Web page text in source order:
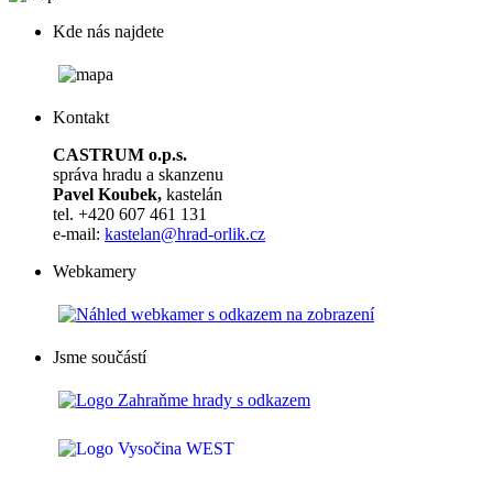
Kde nás najdete
Kontakt
CASTRUM o.p.s.
správa hradu a skanzenu
Pavel Koubek, kastelán
tel. +420 607 461 131
e-mail: kastelan@hrad-orlik.cz
Webkamery
Jsme součástí